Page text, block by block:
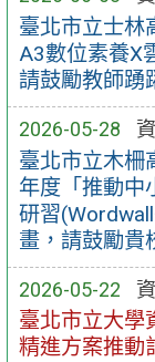
臺北市立士林
A3數位素養X
請鼓勵教師踴
2026-05-28
臺北市立木柵
年度「推動中
研習
畫，請鼓勵貴
2026-05-22
臺北市立大學
精進方案推動